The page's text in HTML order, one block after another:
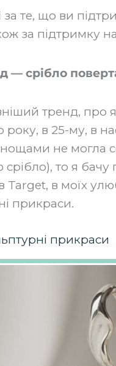
за те, що ви
за підтримку
— срібло
тренд, про
в 25-му, в
не могла
то я бачу
Target, в моїх
прикраси.
прикраси